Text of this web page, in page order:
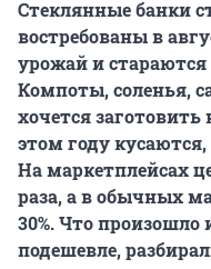
Стеклянные банки
востребованы в
урожай и стараются
Компоты, соленья,
хочется
этом году
На маркетплейсах
раза, а в обычных
30%. Что произошло
подешевле,